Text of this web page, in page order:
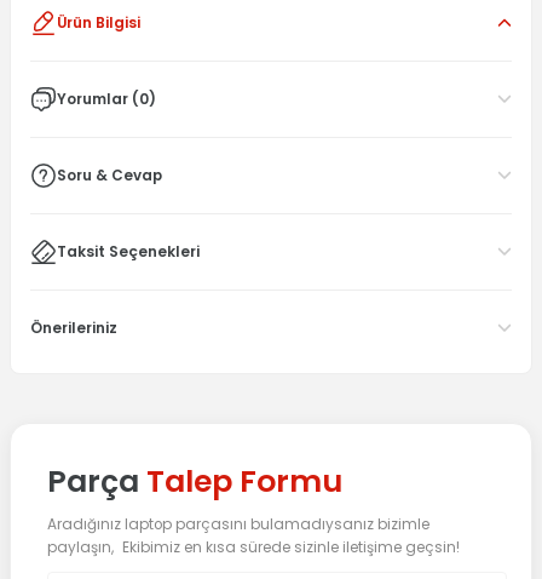
Ürün Bilgisi
Yorumlar (0)
Soru & Cevap
Taksit Seçenekleri
Önerileriniz
Parça Talep Formu
Aradığınız laptop parçasını bulamadıysanız bizimle
paylaşın, Ekibimiz en kısa sürede sizinle iletişime geçsin!